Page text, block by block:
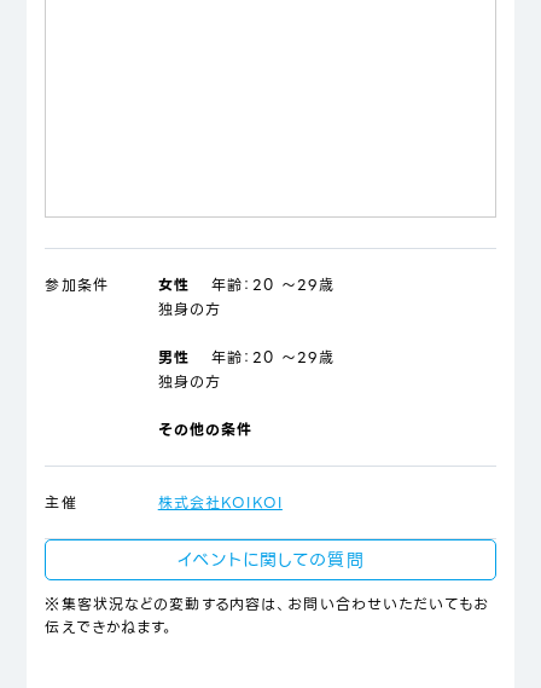
参加条件 女性 年齢： 20 ～29歳
独身の方
男性 年齢： 20 ～29歳
独身の方
その他の条件
主催 株式会社KOIKOI
イベントに関しての質問
※集客状況などの変動する内容は、お問い合わせいただいてもお
伝えできかねます。